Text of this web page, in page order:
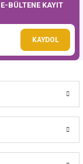
BÜLTENE KAYIT
KAYDOL